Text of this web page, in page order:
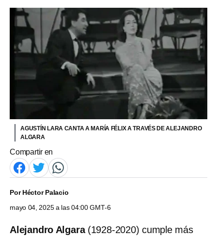
AGUSTÍN LARA CANTA A MARÍA FÉLIX A TRAVÉS DE ALEJANDRO
ALGARA
Compartir en
PorHéctor Palacio
mayo 04, 2025 a las 04:00 GMT-6
Alejandro Algara(1928-2020) cumple más